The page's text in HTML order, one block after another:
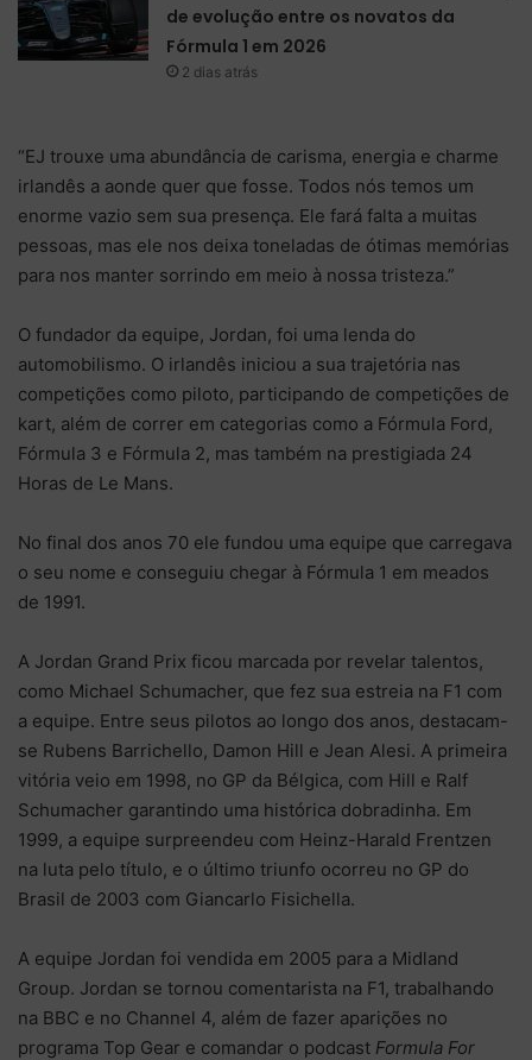
de evolução entre os novatos da
Fórmula 1 em 2026
2 dias atrás
“EJ trouxe uma abundância de carisma, energia e charme
irlandês a aonde quer que fosse. Todos nós temos um
enorme vazio sem sua presença. Ele fará falta a muitas
pessoas, mas ele nos deixa toneladas de ótimas memórias
para nos manter sorrindo em meio à nossa tristeza.”
O fundador da equipe, Jordan, foi uma lenda do
automobilismo. O irlandês iniciou a sua trajetória nas
competições como piloto, participando de competições de
kart, além de correr em categorias como a Fórmula Ford,
Fórmula 3 e Fórmula 2, mas também na prestigiada 24
Horas de Le Mans.
No final dos anos 70 ele fundou uma equipe que carregava
o seu nome e conseguiu chegar à Fórmula 1 em meados
de 1991.
A Jordan Grand Prix ficou marcada por revelar talentos,
como Michael Schumacher, que fez sua estreia na F1 com
a equipe. Entre seus pilotos ao longo dos anos, destacam-
se Rubens Barrichello, Damon Hill e Jean Alesi. A primeira
vitória veio em 1998, no GP da Bélgica, com Hill e Ralf
Schumacher garantindo uma histórica dobradinha. Em
1999, a equipe surpreendeu com Heinz-Harald Frentzen
na luta pelo título, e o último triunfo ocorreu no GP do
Brasil de 2003 com Giancarlo Fisichella.
A equipe Jordan foi vendida em 2005 para a Midland
Group. Jordan se tornou comentarista na F1, trabalhando
na BBC e no Channel 4, além de fazer aparições no
programa Top Gear e comandar o podcast Formula For